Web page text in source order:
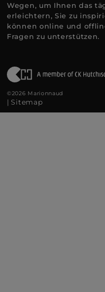
Wegen, um Ihnen das
erleichtern, Sie zu
können online und
Fragen zu unterstützen.
©2026 Marionnaud
| Sitemap